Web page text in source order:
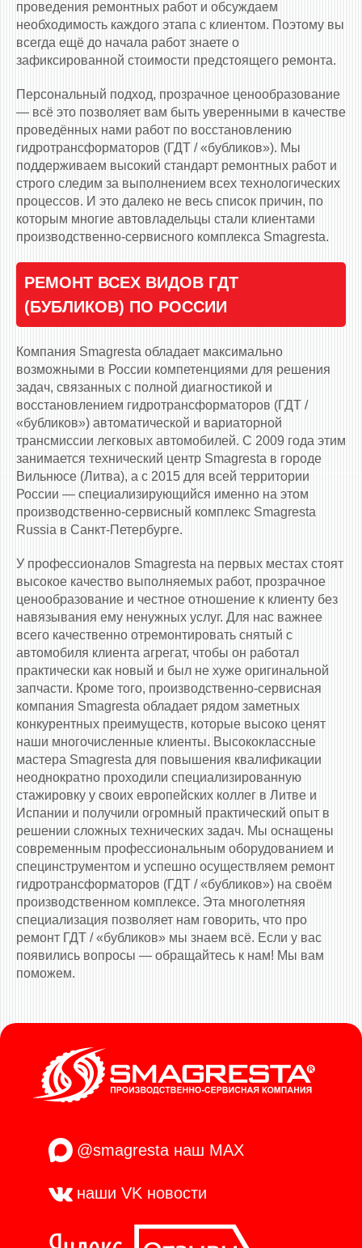
проведения ремонтных работ и обсуждаем
необходимость каждого этапа с клиентом. Поэтому вы
всегда ещё до начала работ знаете о
зафиксированной стоимости предстоящего ремонта.
Персональный подход, прозрачное ценообразование
— всё это позволяет вам быть уверенными в качестве
проведённых нами работ по восстановлению
гидротрансформаторов (ГДТ / «бубликов»). Мы
поддерживаем высокий стандарт ремонтных работ и
строго следим за выполнением всех технологических
процессов. И это далеко не весь список причин, по
которым многие автовладельцы стали клиентами
производственно-сервисного комплекса Smagresta.
РЕМОНТ ВСЕХ ВИДОВ ГДТ
(БУБЛИКОВ) ПО РОССИИ
Компания Smagresta обладает максимально
возможными в России компетенциями для решения
задач, связанных с полной диагностикой и
восстановлением гидротрансформаторов (ГДТ /
«бубликов») автоматической и вариаторной
трансмиссии легковых автомобилей. С 2009 года этим
занимается технический центр Smagresta в городе
Вильнюсе (Литва), а с 2015 для всей территории
России — специализирующийся именно на этом
производственно-сервисный комплекс Smagresta
Russia в Санкт-Петербурге.
У профессионалов Smagresta на первых местах стоят
высокое качество выполняемых работ, прозрачное
ценообразование и честное отношение к клиенту без
навязывания ему ненужных услуг. Для нас важнее
всего качественно отремонтировать снятый с
автомобиля клиента агрегат, чтобы он работал
практически как новый и был не хуже оригинальной
запчасти. Кроме того, производственно-сервисная
компания Smagresta обладает рядом заметных
конкурентных преимуществ, которые высоко ценят
наши многочисленные клиенты. Высококлассные
мастера Smagresta для повышения квалификации
неоднократно проходили специализированную
стажировку у своих европейских коллег в Литве и
Испании и получили огромный практический опыт в
решении сложных технических задач. Мы оснащены
современным профессиональным оборудованием и
специнструментом и успешно осуществляем ремонт
гидротрансформаторов (ГДТ / «бубликов») на своём
производственном комплексе. Эта многолетняя
специализация позволяет нам говорить, что про
ремонт ГДТ / «бубликов» мы знаем всё. Если у вас
появились вопросы — обращайтесь к нам! Мы вам
поможем.
@smagresta наш MAX
наши VK новости